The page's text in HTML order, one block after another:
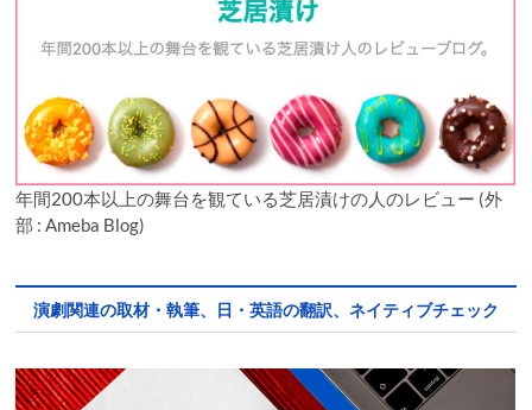
年間200本以上の舞台を観ている芝居漬けの人のレビュー (外
部 : Ameba Blog)
演劇関連の取材・執筆、日・英語の翻訳、ネイティブチェック